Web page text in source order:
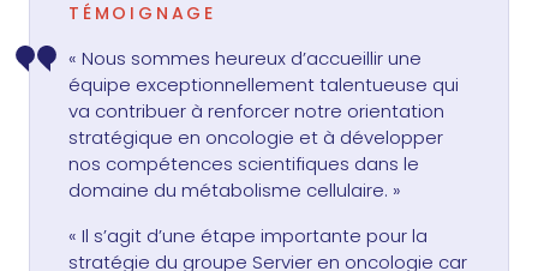
TÉMOIGNAGE
« Nous sommes heureux d’accueillir une
équipe exceptionnellement talentueuse qui
va contribuer à renforcer notre orientation
stratégique en oncologie et à développer
nos compétences scientifiques dans le
domaine du métabolisme cellulaire. »
« Il s’agit d’une étape importante pour la
stratégie du groupe Servier en oncologie car